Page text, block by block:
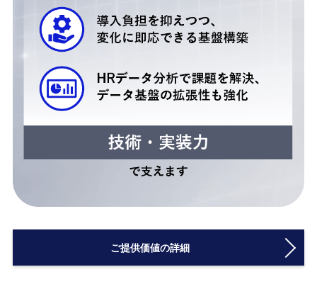
ご提供価値の詳細